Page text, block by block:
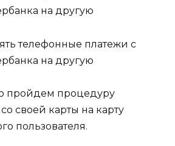
пройдем процедуру
своей карты на карту
пользователя.